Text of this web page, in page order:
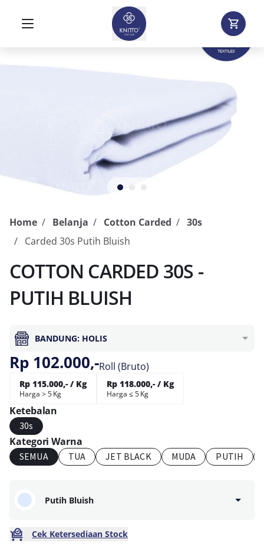
Home Belanja Cotton Carded
30s
Carded 30s Putih Bluish
COTTON CARDED 30S -
PUTIH BLUISH
BANDUNG: HOLIS
Rp 102.000,-Roll (Bruto)
Rp 115.000,- / Kg
Harga > 5 Kg
Rp 118.000,- / Kg
Harga ≤ 5 Kg
Ketebalan
30s
Kategori Warna
SEMUA TUA JET BLACK MUDA PUTIH
Putih Bluish
Cek Ketersediaan Stock